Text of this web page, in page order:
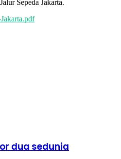
Sepeda Jakarta.
dua sedunia